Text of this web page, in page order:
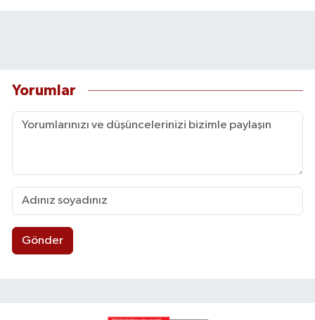
Yorumlar
Gönder